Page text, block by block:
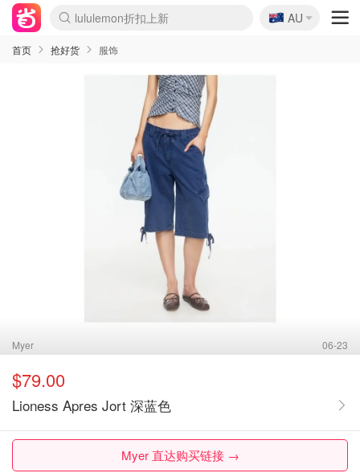
lululemon折扣上新
Sasa美妆护肤3.5折
SSENSE年中2.5折
FreshBeauty好价汇总
Cettire降价+叠9折
WWS Coles超市实拍
viagogo二手票捡漏
Myer超级周末
The Outnet奢牌1折起
David Jones 3折起
Flannels大牌1折
Perfumes Club护肤1折
AMIRO面罩$251
Amazon折扣汇总
eToro入金$200送$50
Amazon数码好物
ICONIC本周7.5折
ThedoubleF高奢地板价
Moose Knuckles 6折
丝芙兰5折起
EUFY摄像头$98
Selenichast首饰2折
Trip机票酒店促销
YSL送5件彩妆礼
Amazon家居好物
Amazon美妆护肤
雅漾大喷$8
过敏原检测盒$33
伊索独家赠50ml沐浴露
科颜氏高保湿面霜$29
SEALIFE海洋馆门票6折
丝塔芙大白罐$16
订阅Newsletter送香薰
Cult Beauty 6.8折
Harrods圣诞日历$525
LN-CC奢牌私促3折
d'Alba空姐喷雾$16
EVE LOM套装£56
Bernardelli独家4折
Adore Beauty 6折起
CT圣诞日历
Mytheresa奢品2.7折
Luxury Escapes 9折
Currentbody美容仪$881
MOON Garden Live
Roborock扫地机$649
Tingo Life水杯$24
Valentino官网5折
CR洗护套装$23
修丽可4件套$159
Myer彩妆2件7折
GANNI官网4.5折
Stylevana韩妆4折
Tessabit高奢8.5折
OGX洗发水$11
Amazon阿德莱德次日达
卡诗8.5折+赠礼
Philips Hue灯具8折
🇦🇺
AU
首页 抢好货 服饰
Myer 06-23
$79.00
Lioness Apres Jort 深蓝色
Myer 直达购买链接 →